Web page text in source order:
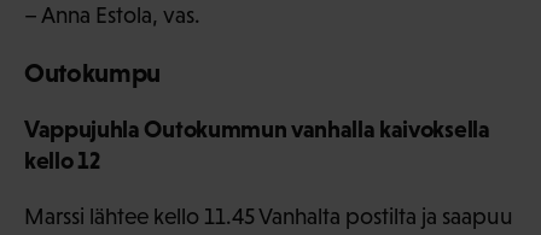
– Anna Estola, vas.
Outokumpu
Vappujuhla Outokummun vanhalla kaivoksella
kello 12
Marssi lähtee kello 11.45 Vanhalta postilta ja saapuu